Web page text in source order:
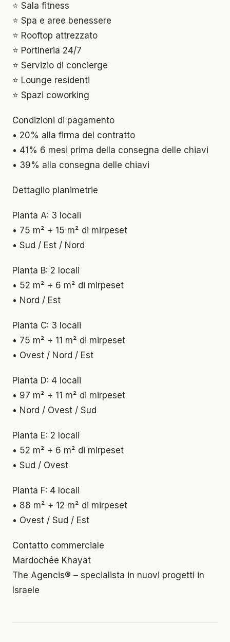
⭐ Sala fitness
⭐ Spa e aree benessere
⭐ Rooftop attrezzato
⭐ Portineria 24/7
⭐ Servizio di concierge
⭐ Lounge residenti
⭐ Spazi coworking
Condizioni di pagamento
• 20% alla firma del contratto
• 41% 6 mesi prima della consegna delle chiavi
• 39% alla consegna delle chiavi
Dettaglio planimetrie
Pianta A: 3 locali
• 75 m² + 15 m² di mirpeset
• Sud / Est / Nord
Pianta B: 2 locali
• 52 m² + 6 m² di mirpeset
• Nord / Est
Pianta C: 3 locali
• 75 m² + 11 m² di mirpeset
• Ovest / Nord / Est
Pianta D: 4 locali
• 97 m² + 11 m² di mirpeset
• Nord / Ovest / Sud
Pianta E: 2 locali
• 52 m² + 6 m² di mirpeset
• Sud / Ovest
Pianta F: 4 locali
• 88 m² + 12 m² di mirpeset
• Ovest / Sud / Est
Contatto commerciale
Mardochée Khayat
The Agencis® – specialista in nuovi progetti in
Israele